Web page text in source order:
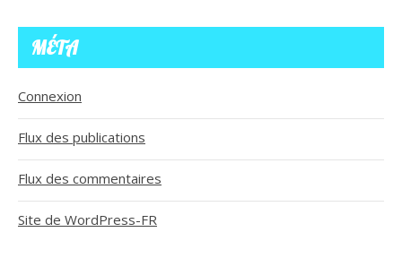
MÉTA
Connexion
Flux des publications
Flux des commentaires
Site de WordPress-FR